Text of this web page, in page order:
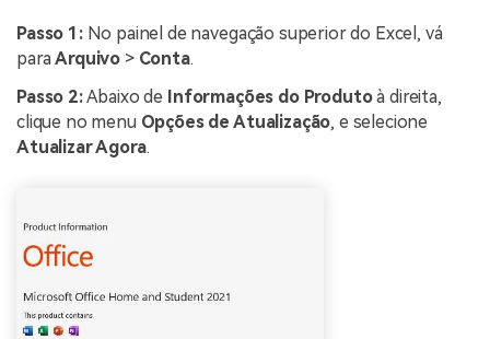
Passo 1:No painel de navegação superior do Excel, vá
paraArquivo > Conta.
Passo 2:Abaixo de Informações do Produtoà direita,
clique no menu Opções de Atualização, e selecione
Atualizar Agora.